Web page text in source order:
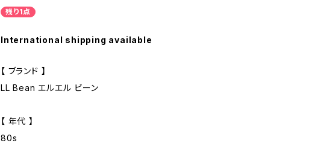
残り1点
International shipping available
【 ブランド 】
LL Bean エルエル ビーン
【 年代 】
80s